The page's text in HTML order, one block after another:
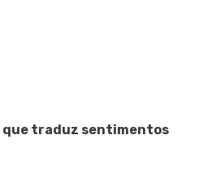
que traduz sentimentos